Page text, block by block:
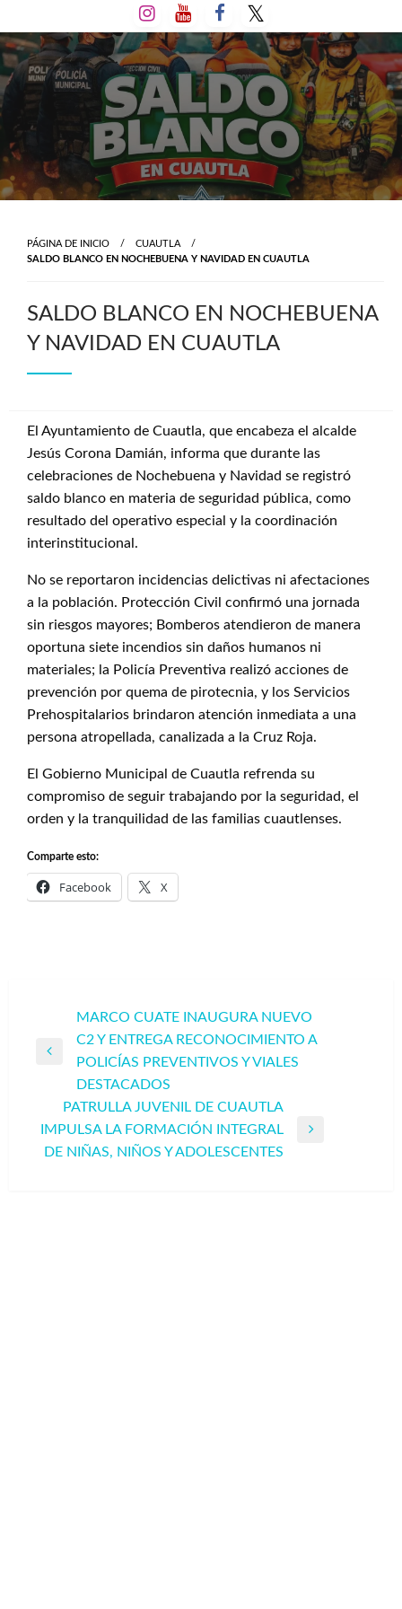
al
contenido
PÁGINA DE INICIO
CUAUTLA
SALDO BLANCO EN NOCHEBUENA Y NAVIDAD EN CUAUTLA
SALDO BLANCO EN NOCHEBUENA
Y NAVIDAD EN CUAUTLA
El Ayuntamiento de Cuautla, que encabeza el alcalde
Jesús Corona Damián, informa que durante las
celebraciones de Nochebuena y Navidad se registró
saldo blanco en materia de seguridad pública, como
resultado del operativo especial y la coordinación
interinstitucional.
No se reportaron incidencias delictivas ni afectaciones
a la población. Protección Civil confirmó una jornada
sin riesgos mayores; Bomberos atendieron de manera
oportuna siete incendios sin daños humanos ni
materiales; la Policía Preventiva realizó acciones de
prevención por quema de pirotecnia, y los Servicios
Prehospitalarios brindaron atención inmediata a una
persona atropellada, canalizada a la Cruz Roja.
El Gobierno Municipal de Cuautla refrenda su
compromiso de seguir trabajando por la seguridad, el
orden y la tranquilidad de las familias cuautlenses.
Comparte esto:
Facebook X
Navegación
de
entradas
Entrada
anterior
MARCO CUATE INAUGURA NUEVO
C2 Y ENTREGA RECONOCIMIENTO A
POLICÍAS PREVENTIVOS Y VIALES
DESTACADOS
PATRULLA JUVENIL DE CUAUTLA
IMPULSA LA FORMACIÓN INTEGRAL
DE NIÑAS, NIÑOS Y ADOLESCENTES